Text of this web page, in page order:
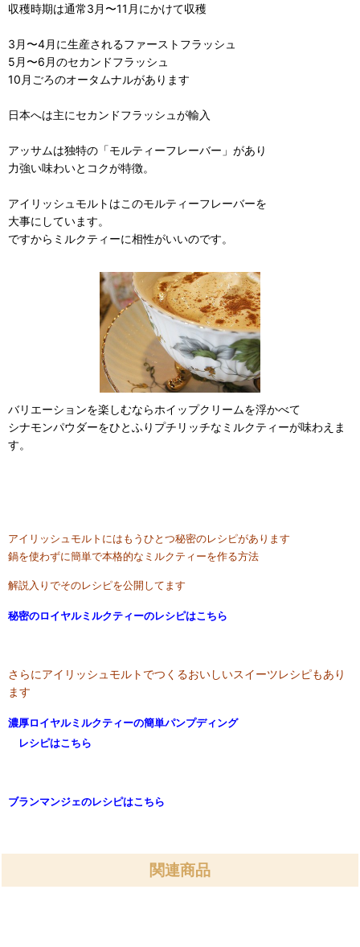
収穫時期は通常3月〜11月にかけて収穫
3月〜4月に生産されるファーストフラッシュ
5月〜6月のセカンドフラッシュ
10月ごろのオータムナルがあります
日本へは主にセカンドフラッシュが輸入
アッサムは独特の「モルティーフレーバー」があり
力強い味わいとコクが特徴。
アイリッシュモルトはこのモルティーフレーバーを
大事にしています。
ですからミルクティーに相性がいいのです。
バリエーションを楽しむならホイップクリームを浮かべて
シナモンパウダーをひとふりプチリッチなミルクティーが味わえま
す。
アイリッシュモルトにはもうひとつ秘密のレシピがあります
鍋を使わずに簡単で本格的なミルクティーを作る方法
解説入りでそのレシピを公開してます
秘密のロイヤルミルクティーのレシピはこちら
さらにアイリッシュモルトでつくるおいしいスイーツレシピもあり
ます
濃厚ロイヤルミルクティーの簡単パンプディング
レシピはこちら
ブランマンジェのレシピはこちら
関連商品